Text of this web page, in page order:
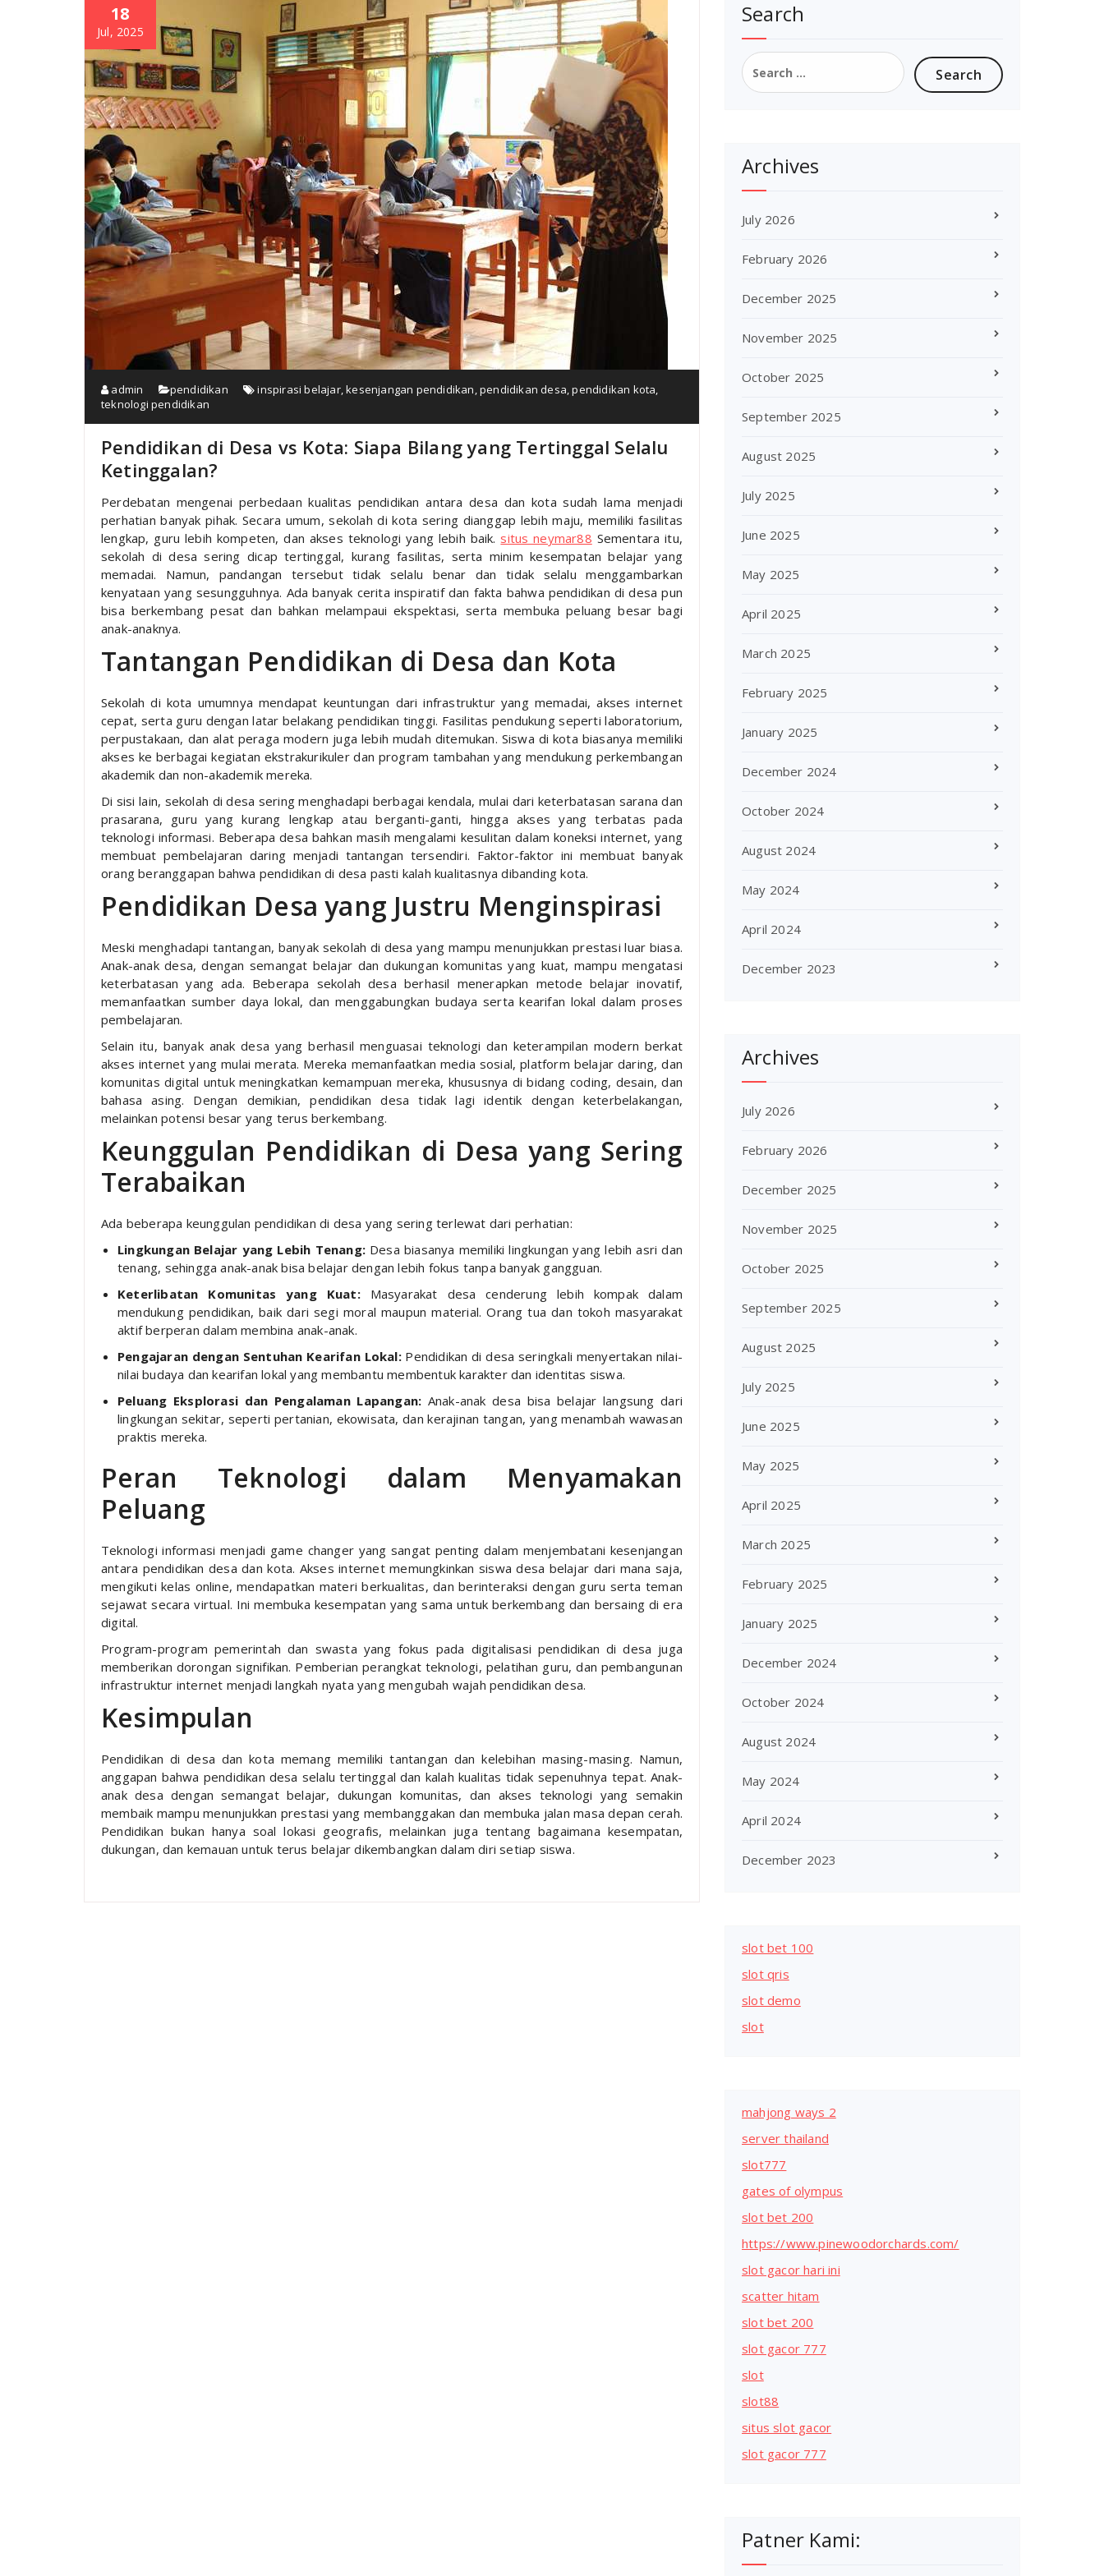
18
Jul, 2025
admin pendidikan inspirasi belajar,kesenjangan pendidikan,pendidikan desa,pendidikan kota,
teknologi pendidikan
Pendidikan di Desa vs Kota: Siapa Bilang yang Tertinggal Selalu
Ketinggalan?
Perdebatan mengenai perbedaan kualitas pendidikan antara desa dan kota sudah lama menjadi
perhatian banyak pihak. Secara umum, sekolah di kota sering dianggap lebih maju, memiliki fasilitas
lengkap, guru lebih kompeten, dan akses teknologi yang lebih baik. situs neymar88 Sementara itu,
sekolah di desa sering dicap tertinggal, kurang fasilitas, serta minim kesempatan belajar yang
memadai. Namun, pandangan tersebut tidak selalu benar dan tidak selalu menggambarkan
kenyataan yang sesungguhnya. Ada banyak cerita inspiratif dan fakta bahwa pendidikan di desa pun
bisa berkembang pesat dan bahkan melampaui ekspektasi, serta membuka peluang besar bagi
anak-anaknya.
Tantangan Pendidikan di Desa dan Kota
Sekolah di kota umumnya mendapat keuntungan dari infrastruktur yang memadai, akses internet
cepat, serta guru dengan latar belakang pendidikan tinggi. Fasilitas pendukung seperti laboratorium,
perpustakaan, dan alat peraga modern juga lebih mudah ditemukan. Siswa di kota biasanya memiliki
akses ke berbagai kegiatan ekstrakurikuler dan program tambahan yang mendukung perkembangan
akademik dan non-akademik mereka.
Di sisi lain, sekolah di desa sering menghadapi berbagai kendala, mulai dari keterbatasan sarana dan
prasarana, guru yang kurang lengkap atau berganti-ganti, hingga akses yang terbatas pada
teknologi informasi. Beberapa desa bahkan masih mengalami kesulitan dalam koneksi internet, yang
membuat pembelajaran daring menjadi tantangan tersendiri. Faktor-faktor ini membuat banyak
orang beranggapan bahwa pendidikan di desa pasti kalah kualitasnya dibanding kota.
Pendidikan Desa yang Justru Menginspirasi
Meski menghadapi tantangan, banyak sekolah di desa yang mampu menunjukkan prestasi luar biasa.
Anak-anak desa, dengan semangat belajar dan dukungan komunitas yang kuat, mampu mengatasi
keterbatasan yang ada. Beberapa sekolah desa berhasil menerapkan metode belajar inovatif,
memanfaatkan sumber daya lokal, dan menggabungkan budaya serta kearifan lokal dalam proses
pembelajaran.
Selain itu, banyak anak desa yang berhasil menguasai teknologi dan keterampilan modern berkat
akses internet yang mulai merata. Mereka memanfaatkan media sosial, platform belajar daring, dan
komunitas digital untuk meningkatkan kemampuan mereka, khususnya di bidang coding, desain, dan
bahasa asing. Dengan demikian, pendidikan desa tidak lagi identik dengan keterbelakangan,
melainkan potensi besar yang terus berkembang.
Keunggulan Pendidikan di Desa yang Sering
Terabaikan
Ada beberapa keunggulan pendidikan di desa yang sering terlewat dari perhatian:
Lingkungan Belajar yang Lebih Tenang: Desa biasanya memiliki lingkungan yang lebih asri dan
tenang, sehingga anak-anak bisa belajar dengan lebih fokus tanpa banyak gangguan.
Keterlibatan Komunitas yang Kuat:Masyarakat desa cenderung lebih kompak dalam
mendukung pendidikan, baik dari segi moral maupun material. Orang tua dan tokoh masyarakat
aktif berperan dalam membina anak-anak.
Pengajaran dengan Sentuhan Kearifan Lokal:Pendidikan di desa seringkali menyertakan nilai-
nilai budaya dan kearifan lokal yang membantu membentuk karakter dan identitas siswa.
Peluang Eksplorasi dan Pengalaman Lapangan: Anak-anak desa bisa belajar langsung dari
lingkungan sekitar, seperti pertanian, ekowisata, dan kerajinan tangan, yang menambah wawasan
praktis mereka.
Peran Teknologi dalam Menyamakan
Peluang
Teknologi informasi menjadi game changer yang sangat penting dalam menjembatani kesenjangan
antara pendidikan desa dan kota. Akses internet memungkinkan siswa desa belajar dari mana saja,
mengikuti kelas online, mendapatkan materi berkualitas, dan berinteraksi dengan guru serta teman
sejawat secara virtual. Ini membuka kesempatan yang sama untuk berkembang dan bersaing di era
digital.
Program-program pemerintah dan swasta yang fokus pada digitalisasi pendidikan di desa juga
memberikan dorongan signifikan. Pemberian perangkat teknologi, pelatihan guru, dan pembangunan
infrastruktur internet menjadi langkah nyata yang mengubah wajah pendidikan desa.
Kesimpulan
Pendidikan di desa dan kota memang memiliki tantangan dan kelebihan masing-masing. Namun,
anggapan bahwa pendidikan desa selalu tertinggal dan kalah kualitas tidak sepenuhnya tepat. Anak-
anak desa dengan semangat belajar, dukungan komunitas, dan akses teknologi yang semakin
membaik mampu menunjukkan prestasi yang membanggakan dan membuka jalan masa depan cerah.
Pendidikan bukan hanya soal lokasi geografis, melainkan juga tentang bagaimana kesempatan,
dukungan, dan kemauan untuk terus belajar dikembangkan dalam diri setiap siswa.
Search
Search
for:
Archives
July 2026
February 2026
December 2025
November 2025
October 2025
September 2025
August 2025
July 2025
June 2025
May 2025
April 2025
March 2025
February 2025
January 2025
December 2024
October 2024
August 2024
May 2024
April 2024
December 2023
Archives
July 2026
February 2026
December 2025
November 2025
October 2025
September 2025
August 2025
July 2025
June 2025
May 2025
April 2025
March 2025
February 2025
January 2025
December 2024
October 2024
August 2024
May 2024
April 2024
December 2023
slot bet 100
slot qris
slot demo
slot
mahjong ways 2
server thailand
slot777
gates of olympus
slot bet 200
https://www.pinewoodorchards.com/
slot gacor hari ini
scatter hitam
slot bet 200
slot gacor 777
slot
slot88
situs slot gacor
slot gacor 777
Patner Kami: